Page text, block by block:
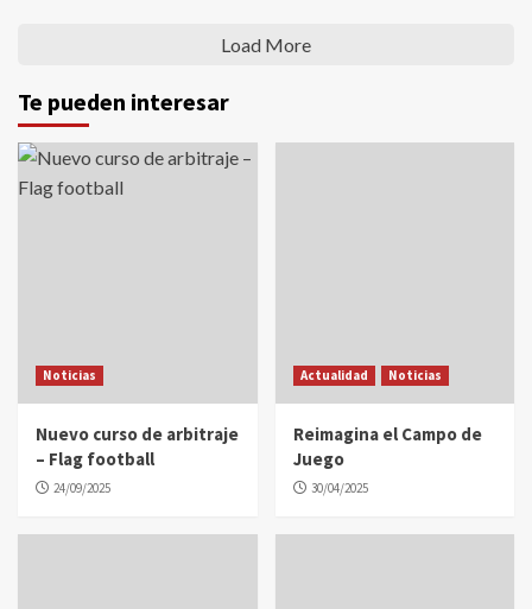
Load More
Te pueden interesar
Noticias
Nuevo curso de arbitraje
– Flag football
24/09/2025
Actualidad Noticias
Reimagina el Campo de
Juego
30/04/2025